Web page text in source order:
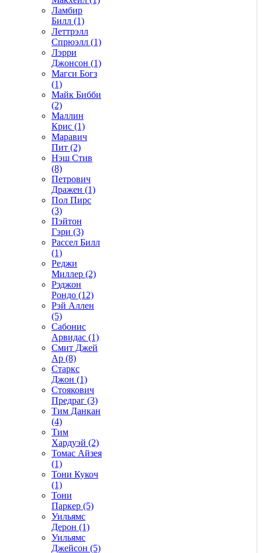
Ламбир
Билл (1)
Леттрэлл
Спрюэлл (1)
Лэрри
Джонсон (1)
Магси Богз
(1)
Майк Бибби
(2)
Маллин
Крис (1)
Маравич
Пит (2)
Нэш Стив
(8)
Петрович
Дражен (1)
Пол Пирс
(3)
Пэйтон
Гэри (3)
Рассел Билл
(1)
Реджи
Миллер (2)
Рэджон
Рондо (12)
Рэй Аллен
(5)
Сабонис
Арвидас (1)
Смит Джей
Ар (8)
Старкс
Джон (1)
Стоякович
Предраг (3)
Тим Данкан
(4)
Тим
Хардуэй (2)
Томас Айзея
(1)
Тони Кукоч
(1)
Тони
Паркер (5)
Уильямс
Дерон (1)
Уильямс
Джейсон (5)